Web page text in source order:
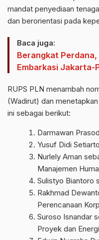
mandat penyediaan
dan berorientasi pada
Baca juga:
Berangkat Perdana,
Embarkasi Jakarta-
RUPS PLN menambah
(Wadirut) dan
ini sebagai berikut:
Darmawan
Yusuf Didi
Nurlely Aman
Manajemen
Sulistyo Biantoro
Rakhmad
Perencanaan
Suroso Isnandar
Proyek dan